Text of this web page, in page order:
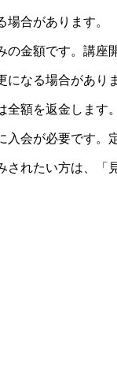
合があります。
金額です。講座
なる場合がありま
額を返金します
会が必要です。
れたい方は、「